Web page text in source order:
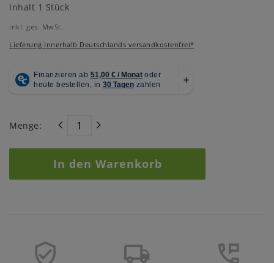
Inhalt 1 Stück
inkl. ges. MwSt.
Lieferung innerhalb Deutschlands versandkostenfrei*
Menge:
In den Warenkorb